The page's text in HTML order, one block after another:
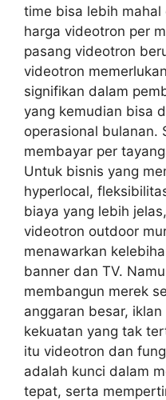
time bisa lebih
harga videotron per
pasang videotron
videotron
signifikan dalam
yang kemudian bisa
operasional bulanan.
membayar per
Untuk bisnis yang
hyperlocal,
biaya yang lebih
videotron outdoor
menawarkan
banner dan TV.
membangun merek
anggaran besar,
kekuatan yang tak
itu videotron dan
adalah kunci dalam
tepat, serta